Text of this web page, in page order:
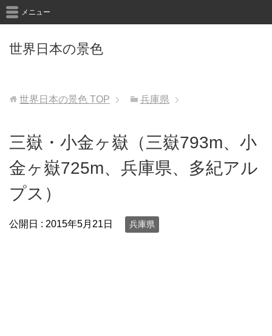
世界日本の景色
メニュー
世界日本の景色 TOP 兵庫県
三嶽・小金ヶ嶽（三嶽793m、小
金ヶ嶽725m、兵庫県、多紀アル
プス）
公開日 : 2015年5月21日 兵庫県